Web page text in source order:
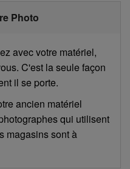
Photo
avec votre matériel,
C'est la seule façon
il se porte.
ancien matériel
qui utilisent
magasins sont à